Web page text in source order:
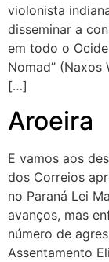
violonista
disseminar a
em todo o
Nomad”
[…]
Aroeira
E vamos aos
dos Correios
no Paraná Lei
avanços, mas
número de
Assentamento